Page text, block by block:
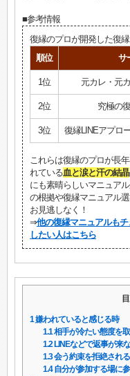
■参考情報
復縁のプロが開発した復
順位
サ
1位 元カレ・元
2位 究極の
3位 復縁LINEアプロ
これらは復縁のプロが長
れている血と涙と汗の結晶
にも素晴らしいマニュア
の根拠や復縁マニュアル
お見逃しなく！
⇒他の復縁マニュアルも
したい人はこちら
1嫌われていると感じる時
1.1相手が冷たい態度を
1.2LINEなどで返事が来
1.3会う約束を拒絶される
1.4自分が参加する場に